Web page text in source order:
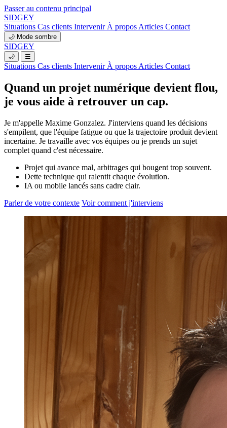
Passer au contenu principal
SIDGEY
Situations Cas clients Intervenir À propos Articles Contact
🌙 Mode sombre
SIDGEY
🌙 ☰
Situations Cas clients Intervenir À propos Articles Contact
Quand un projet numérique devient flou,
je vous aide à retrouver un cap.
Je m'appelle Maxime Gonzalez. J'interviens quand les décisions
s'empilent, que l'équipe fatigue ou que la trajectoire produit devient
incertaine. Je travaille avec vos équipes ou je prends un sujet
complet quand c'est nécessaire.
Projet qui avance mal, arbitrages qui bougent trop souvent.
Dette technique qui ralentit chaque évolution.
IA ou mobile lancés sans cadre clair.
Parler de votre contexte Voir comment j'interviens